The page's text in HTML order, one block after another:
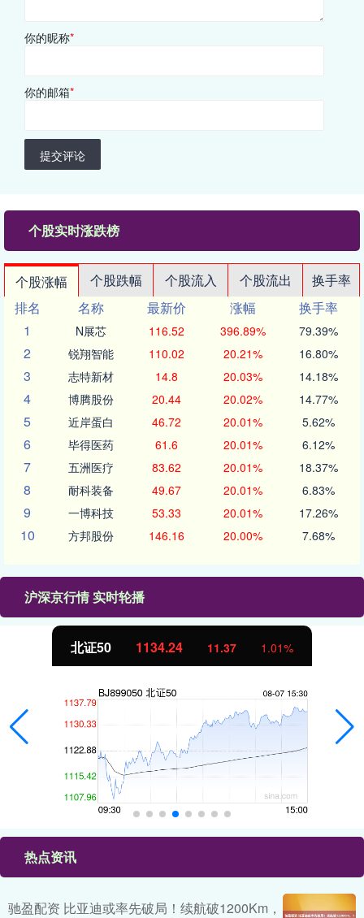
你的昵称*
你的邮箱*
提交评论
个股实时涨跌榜
个股涨幅 个股跌幅 个股流入 个股流出
换手率
排名
名称 最新价 涨幅
换手率
1
N展芯 116.52 396.89% 79.39%
2 锐翔智能 110.02 20.21% 16.80%
3 志特新材 14.8 20.03% 14.18%
4 博腾股份 20.44 20.02% 14.77%
5 近岸蛋白 46.72 20.01% 5.62%
6 毕得医药 61.6 20.01% 6.12%
7 五洲医疗 83.62 20.01% 18.37%
8 耐科装备 49.67 20.01% 6.83%
9 一博科技 53.33 20.01% 17.26%
10 方邦股份 146.16 20.00% 7.68%
沪深京行情 实时轮播
北证50 1134.24 11.37 1.01%
热点资讯
驰盈配资 比亚迪或率先破局！续航破1200Km，